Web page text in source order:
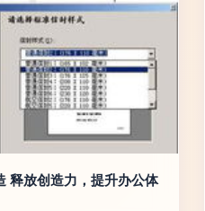
释放创造力，提升办公体